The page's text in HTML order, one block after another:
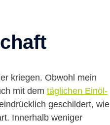
kriegen. Obwohl mein
mit dem täglichen Einöl-
geschildert, wie
Innerhalb weniger